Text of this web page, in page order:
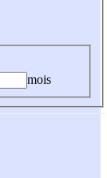
mois